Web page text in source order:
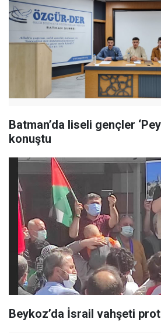
Batman’da liseli gençler
konuştu
Beykoz’da İsrail vahşeti